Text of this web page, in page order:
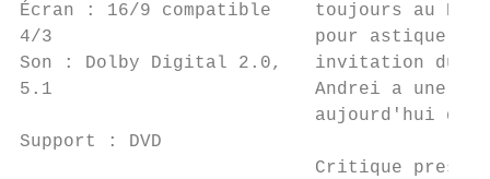
Écran : 16/9 compatible    toujours au
4/3                        pour astiquer le
Son : Dolby Digital 2.0,   invitation du
5.1                        Andrei a une idée
aujourd'hui de
Support : DVD
Critique presse